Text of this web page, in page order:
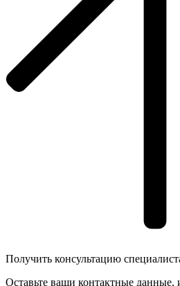
Получить консультацию
Оставьте ваши контактные